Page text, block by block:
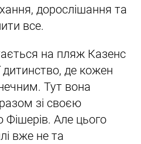
дорослішання та
все.
на пляж Казенс
дитинство, де кожен
Тут вона
зі своєю
Але цього
вже не та